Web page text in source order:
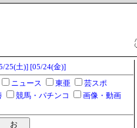
25(土)] [05/24(金)]
ニュース 東亜
芸スポ
競馬・パチンコ
画像・動画